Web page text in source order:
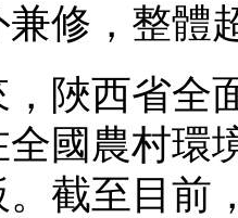
修，整體
西省全面
國農村環
截至目前